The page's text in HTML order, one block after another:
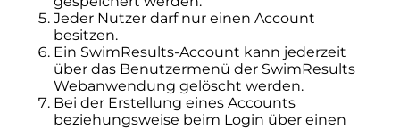
Jeder Nutzer darf nur einen Account
besitzen.
Ein SwimResults-Account kann jederzeit
über das Benutzermenü der SwimResults
Webanwendung gelöscht werden.
Bei der Erstellung eines Accounts
beziehungsweise beim Login über einen